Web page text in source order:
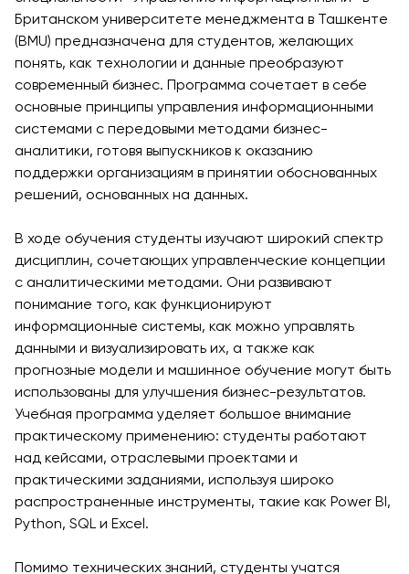
Корпоративным
Членство в
Профессиональных
Ассоциациях
Международное
Партнерство
Queen Margaret
University
Центр Прикладных
Исследований
Академические
Вакансии
Не
Академические
Вакансии
Заявка и сборы
Магистратура
Описание
Подготовительные
Курсы
Программа Pre-
Master’s
экзаменам Excel
BI Data Analyst.
Цифровое
Лидерство с
Использованием
Искусственного
Интеллекта и
Бизнес-
Информатики
PMI
Сертификация
Гранты и
Студенческая
жизнь
Students'
Что нового?
Статьи
Посетить
Британском университете менеджмента в Ташкенте
(BMU) предназначена для студентов, желающих
понять, как технологии и данные преобразуют
современный бизнес. Программа сочетает в себе
основные принципы управления информационными
системами с передовыми методами бизнес-
аналитики, готовя выпускников к оказанию
поддержки организациям в принятии обоснованных
решений, основанных на данных.
В ходе обучения студенты изучают широкий спектр
дисциплин, сочетающих управленческие концепции
с аналитическими методами. Они развивают
понимание того, как функционируют
информационные системы, как можно управлять
данными и визуализировать их, а также как
прогнозные модели и машинное обучение могут быть
использованы для улучшения бизнес-результатов.
Учебная программа уделяет большое внимание
практическому применению: студенты работают
над кейсами, отраслевыми проектами и
практическими заданиями, используя широко
распространенные инструменты, такие как Power BI,
Python, SQL и Excel.
Помимо технических знаний, студенты учатся